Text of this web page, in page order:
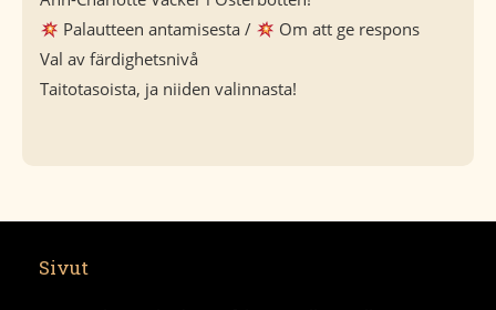
Palautteen antamisesta /
Om att ge respons
Val av färdighetsnivå
Taitotasoista, ja niiden valinnasta!
Sivut